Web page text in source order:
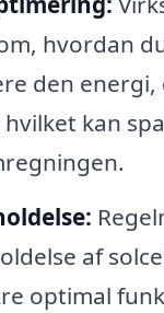
hvordan
den
hvilket kan
af
optimal